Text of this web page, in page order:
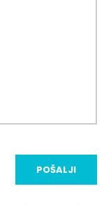
POŠALJI